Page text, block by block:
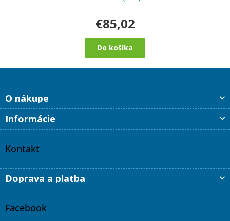
€85,02
Do košíka
Z
ä
Facebook
O nákupe
Informácie
Kontakt
Doprava a platba